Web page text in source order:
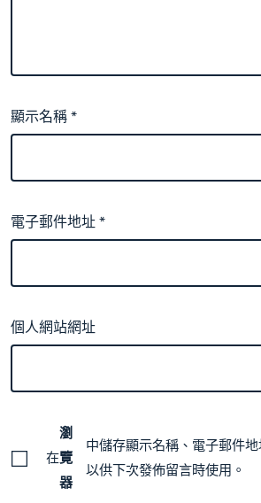
顯示名稱*
電子郵件地址*
個人網站網址
在
瀏
覽
器
中儲存顯示名稱、電子郵件
以供下次發佈留言時使用。